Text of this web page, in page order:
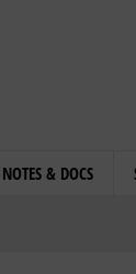
NOTES & DOCS